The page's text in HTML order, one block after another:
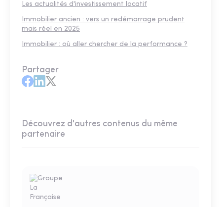
Les actualités d'investissement locatif
Immobilier ancien : vers un redémarrage prudent
mais réel en 2025
Immobilier : où aller chercher de la performance ?
Partager
Découvrez d'autres contenus du même
partenaire